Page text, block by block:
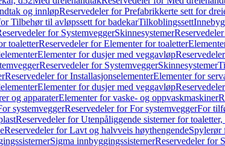
og innløpReservedeler for Prefabrikkerte sett for
Tilbehør til avløpssett for badekarTilkoblingssett
for SystemveggerSkinnesystemer
toaletterReservedeler for Elementer for toaletter
Elementer for dusjer med veggavløp
Reservedeler for SystemveggerSkinnesystemer
Reservedeler for InstallasjonselementerElementer for
Elementer for dusjer med veggavløp
og apparaterElementer for vaske- og oppvaskmaskiner
systemveggerReservedeler for For systemveggerFor
Reservedeler for Utenpåliggende sisterner for toaletter,
Reservedeler for Lavt og halvveis høythengendeSpylerør
Sigma innbyggingssisternerReservedeler for